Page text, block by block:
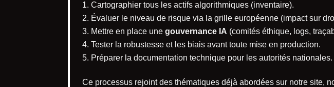
Cartographier tous les actifs algorithmiques (inventaire).
Évaluer le niveau de risque via la grille européenne (impact sur
Mettre en place une gouvernance IA (comités éthique, logs,
Tester la robustesse et les biais avant toute mise en production.
Préparer la documentation technique pour les autorités nationales.
Ce processus rejoint des thématiques déjà abordées sur notre site,